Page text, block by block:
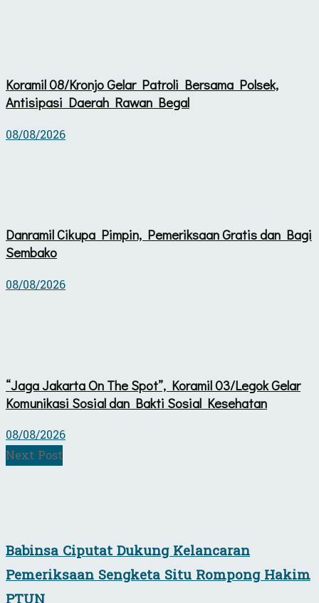
Koramil 08/Kronjo Gelar Patroli Bersama Polsek,
Antisipasi Daerah Rawan Begal
08/08/2026
Danramil Cikupa Pimpin, Pemeriksaan Gratis dan Bagi
Sembako
08/08/2026
“Jaga Jakarta On The Spot”, Koramil 03/Legok Gelar
Komunikasi Sosial dan Bakti Sosial Kesehatan
08/08/2026
Next Post
Babinsa Ciputat Dukung Kelancaran
Pemeriksaan Sengketa Situ Rompong Hakim